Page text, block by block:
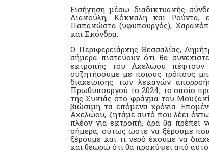
Εισήγηση μέσω διαδικτυακής
Λιακούλη, Κόκκαλη και Ρούντα,
Παπακώστα (υφυπουργός),
και Σκόνδρα.
Ο Περιφερειάρχης Θεσσαλίας,
σήμερα πιστεύουν ότι θα
εκτροπής του Αχελώου
συζητήσουμε με ποιους τρόπους
διαχείρισης των λεκανών
Πρωθυπουργού το 2024, το οποίο
της Συκιάς στο φράγμα του
βιώσιμη τα επόμενα χρόνια.
Αχελώου, ζητάμε αυτό που λέει
πλέον για εκτροπή, άρα θα πρέπει
σήμερα, ούτως ώστε να ξέρουμε
ξέρουμε και τι νερό έχουμε να
και θεωρώ ότι θα προκύψει από